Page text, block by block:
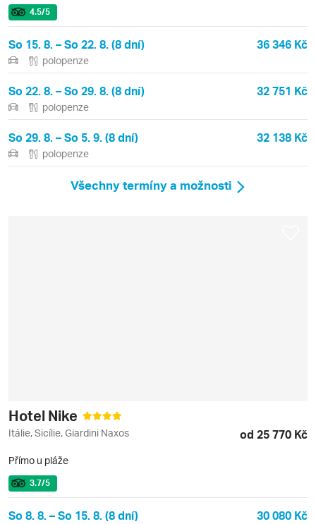
4.5/5
So 15. 8. – So 22. 8. (8 dní) 36 346 Kč
polopenze
So 22. 8. – So 29. 8. (8 dní) 32 751 Kč
polopenze
So 29. 8. – So 5. 9. (8 dní) 32 138 Kč
polopenze
Všechny termíny a možnosti
Hotel Nike
Itálie, Sicílie, Giardini Naxos od 25 770 Kč
Přímo u pláže
3.7/5
So 8. 8. – So 15. 8. (8 dní) 30 080 Kč